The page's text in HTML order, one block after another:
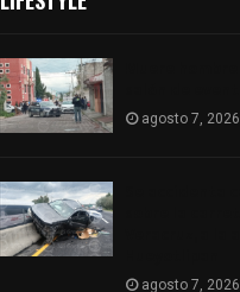
agosto 7, 2026
agosto 7, 2026